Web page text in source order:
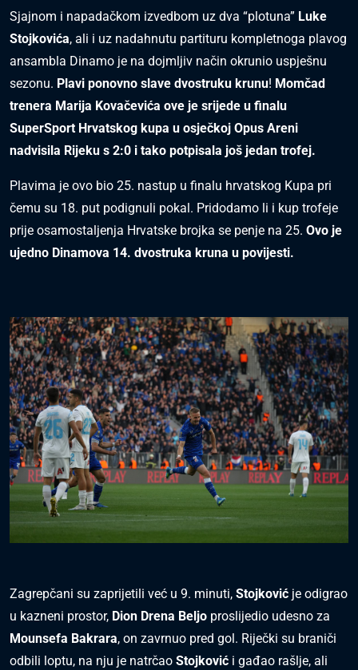
Sjajnom i napadačkom izvedbom uz dva “plotuna” Luke
Stojkovića, ali i uz nadahnutu partituru kompletnoga plavog
ansambla Dinamo je na dojmljiv način okrunio uspješnu
sezonu. Plavi ponovno slave dvostruku krunu! Momčad
trenera Marija Kovačevića ove je srijede u finalu
SuperSport Hrvatskog kupa u osječkoj Opus Areni
nadvisila Rijeku s 2:0 i tako potpisala još jedan trofej.
Plavima je ovo bio 25. nastup u finalu hrvatskog Kupa pri
čemu su 18. put podignuli pokal. Pridodamo li i kup trofeje
prije osamostaljenja Hrvatske brojka se penje na 25. Ovo je
ujedno Dinamova 14. dvostruka kruna u povijesti.
Zagrepčani su zaprijetili već u 9. minuti, Stojković je odigrao
u kazneni prostor, Dion Drena Beljo proslijedio udesno za
Mounsefa Bakrara, on zavrnuo pred gol. Riječki su braniči
odbili loptu, na nju je natrčao Stojković i gađao rašlje, ali